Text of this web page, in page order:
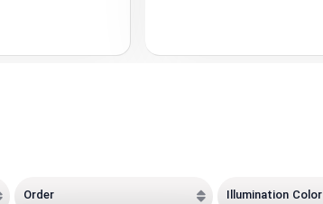
Order Illumination Color